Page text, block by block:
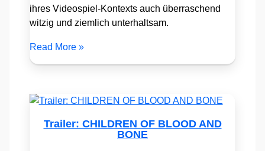
ihres Videospiel-Kontexts auch überraschend
witzig und ziemlich unterhaltsam.
Read More »
Trailer: CHILDREN OF BLOOD AND
BONE